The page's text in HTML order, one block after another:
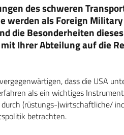
des schweren
werden als Foreign Military
die Besonderheiten
Ihrer Abteilung auf die
dass die USA
als ein wichtiges
(rüstungs-)wirtschaftliche/
betrachten.